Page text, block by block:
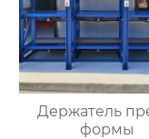
Держатель
формы